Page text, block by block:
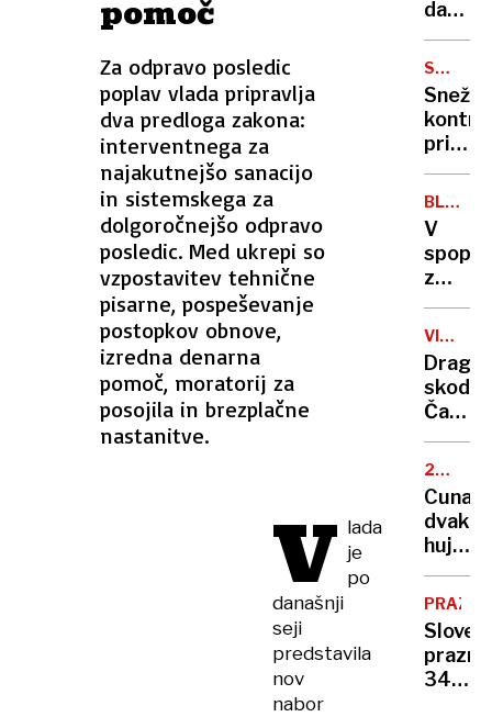
pomoč
Za odpravo posledic
poplav vlada pripravlja
dva predloga zakona:
interventnega za
najakutnejšo sanacijo
in sistemskega za
dolgoročnejšo odpravo
posledic. Med ukrepi so
vzpostavitev tehnične
pisarne, pospeševanje
postopkov obnove,
izredna denarna
pomoč, moratorij za
posojila in brezplačne
nastanitve.
V lada
je
po
današnji
seji
predstavila
nov
nabor
dan
za
SEZONA
Snežni
prižgal
zeleno
luč
v
Gori
BLIŽNJI
VZHOD
V
z
novimi
silami
ubitih
več
ljudi
VIŠJE
CENE
Časi
poceni
kave
so
minili!
20.
hujši
od
vseh
med
drugo
34.